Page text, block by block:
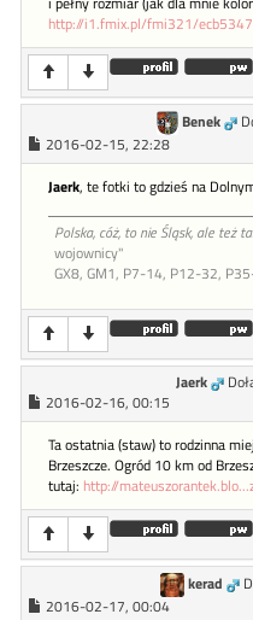
http://i1.fmix.pl/fmi321/
Benek
2016-02-15, 22:28
Jaerk, te fotki to gdzieś na
Polska, cóż, to nie Śląsk, ale też
wojownicy"
GX8, GM1, P7-14, P12-32,
Jaerk
2016-02-16, 00:15
Ta ostatnia (staw) to rodzinna
Brzeszcze. Ogród 10 km od
tutaj: http://
kerad
2016-02-17, 00:04